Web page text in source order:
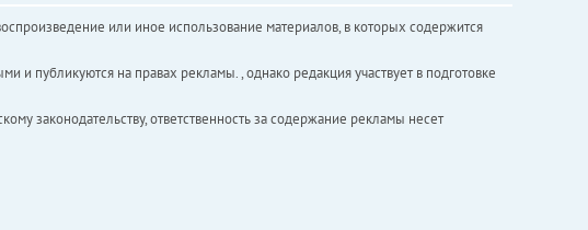
или иное использование материалов, в которых содержится
публикуются на правах рекламы. , однако редакция участвует в подготовке
законодательству, ответственность за содержание рекламы несет